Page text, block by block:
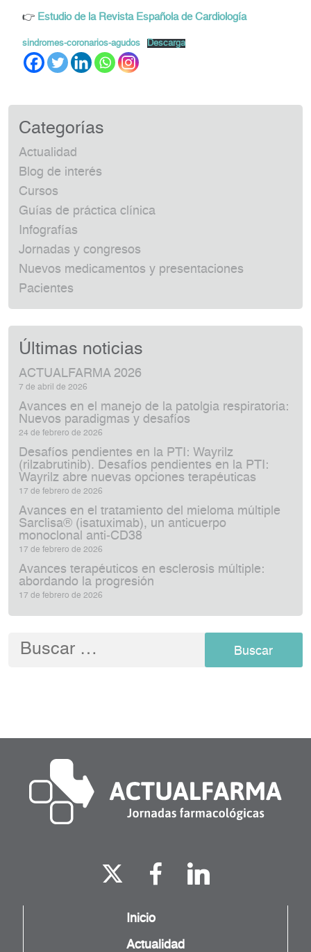
👉 Estudio de la Revista Española de Cardiología
sindromes-coronarios-agudos Descarga
Categorías
Actualidad
Blog de interés
Cursos
Guías de práctica clínica
Infografías
Jornadas y congresos
Nuevos medicamentos y presentaciones
Pacientes
Últimas noticias
ACTUALFARMA 2026
7 de abril de 2026
Avances en el manejo de la patolgia respiratoria:
Nuevos paradigmas y desafíos
24 de febrero de 2026
Desafíos pendientes en la PTI: Wayrilz
(rilzabrutinib). Desafíos pendientes en la PTI:
Wayrilz abre nuevas opciones terapéuticas
17 de febrero de 2026
Avances en el tratamiento del mieloma múltiple
Sarclisa® (isatuximab), un anticuerpo
monoclonal anti‑CD38
17 de febrero de 2026
Avances terapéuticos en esclerosis múltiple:
abordando la progresión
17 de febrero de 2026
Buscar:
Inicio
Actualidad